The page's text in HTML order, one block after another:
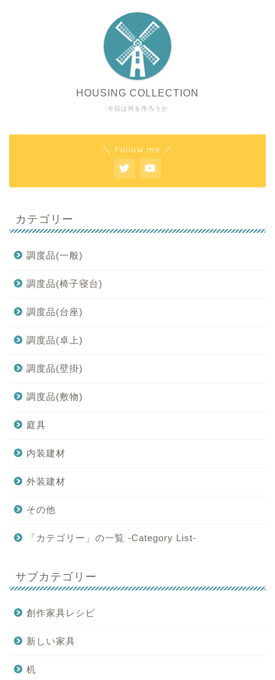
今日は何を作ろうか
HOUSING COLLECTION
＼ Follow me ／
カテゴリー
調度品(一般)
調度品(椅子寝台)
調度品(台座)
調度品(卓上)
調度品(壁掛)
調度品(敷物)
庭具
内装建材
外装建材
その他
「カテゴリー」の一覧 -Category List-
サブカテゴリー
創作家具レシピ
新しい家具
机